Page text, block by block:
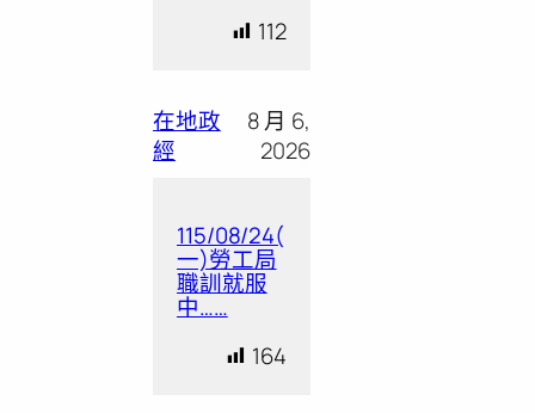
112
在地政
經
8 月 6,
2026
115/08/24(
一)勞工局
職訓就服
中……
164